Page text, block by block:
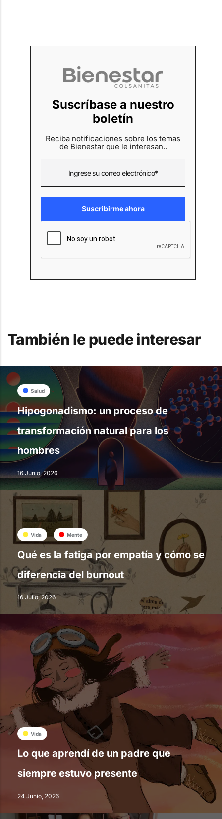
Suscríbase a nuestro
boletín
Reciba notificaciones sobre los temas
de Bienestar que le interesan..
También le puede interesar
Salud
Hipogonadismo: un proceso de
transformación natural para los
hombres
16 Junio, 2026
Vida Mente
Qué es la fatiga por empatía y cómo se
diferencia del burnout
16 Julio, 2026
Vida
Lo que aprendí de un padre que
siempre estuvo presente
24 Junio, 2026